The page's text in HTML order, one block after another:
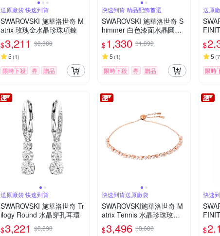
送原廠袋 快速到貨
SWAROVSKI 施華洛世奇 M
atrix 玫瑰金水晶珍珠項鍊
$3,211 $3,380
5 (1)
限時下殺 券 贈品
快速到貨 精品配飾首選
SWAROVSKI 施華洛世奇 S
himmer 白色漆面水晶圓珠
$1,330 $1,399
5 (1)
限時下殺 券 贈品
送原
$
5 (7
限時
送原廠袋 快速到貨
SWAROVSKI 施華洛世奇 Tr
ilogy Round 水晶穿孔耳環
$3,221 $3,390
快速到貨送原廠袋
SWAROVSKI施華洛世奇 M
atrix Tennis 水晶珍珠玫瑰
金手鍊
$3,496 $3,680
快速
$